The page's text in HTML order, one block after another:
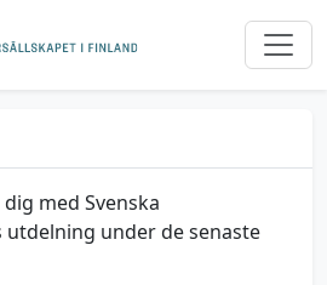
med Svenska
under de senaste